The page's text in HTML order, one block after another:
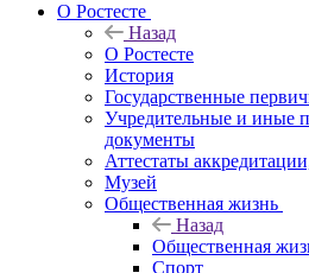
О Ростесте
Назад
О Ростесте
История
Государственные
Учредительные и иные
документы
Аттестаты
Музей
Общественная жизнь
Назад
Общественная
Спорт